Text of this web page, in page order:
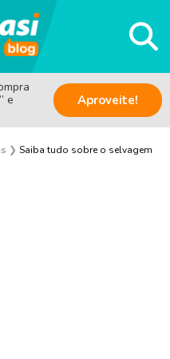
” e
Aproveite!
❯ Saiba tudo sobre o selvagem